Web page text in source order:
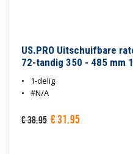
US.PRO Uitschuifbare
72-tandig 350 - 485 mm
1-delig
#N/A
€38,95 €31,95